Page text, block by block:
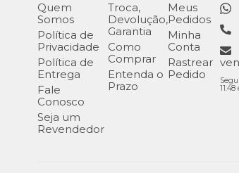
Quem
Somos
Política de
Privacidade
Política de
Entrega
Fale
Conosco
Seja um
Revendedor
Troca,
Devolução,
Garantia
Como
Comprar
Entenda o
Prazo
Meus
Pedidos
Minha
Conta
Rastrear
Pedido
11:48